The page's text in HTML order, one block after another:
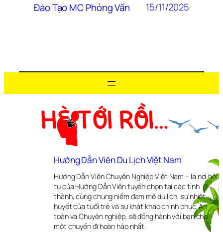
Đào Tạo MC Phỏng Vấn 15/11/2025
Hướng Dẫn Viên Du Lịch Việt Nam
Hướng Dẫn Viên Chuyên Nghiệp Việt Nam – là nơi hội
tụ của Hướng Dẫn Viên tuyển chọn tại các tỉnh
thành, cùng chung niềm đam mê du lịch, sự nhiệt
huyết của tuổi trẻ và sự khát khao chinh phục. An
toàn và Chuyên nghiệp, sẽ đồng hành với bạn cho
một chuyến đi hoàn hảo nhất.